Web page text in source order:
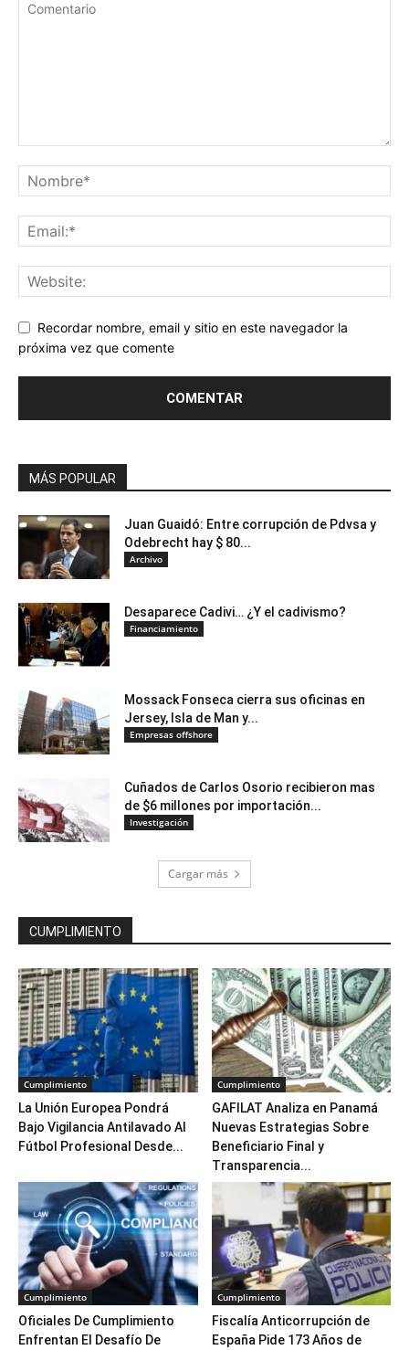
Recordar nombre, email y sitio en este navegador la
próxima vez que comente
MÁS POPULAR
Juan Guaidó: Entre corrupción de Pdvsa y
Odebrecht hay $ 80...
Archivo
Desaparece Cadivi… ¿Y el cadivismo?
Financiamiento
Mossack Fonseca cierra sus oficinas en
Jersey, Isla de Man y...
Empresas offshore
Cuñados de Carlos Osorio recibieron mas
de $6 millones por importación...
Investigación
Cargar más
CUMPLIMIENTO
Cumplimiento
La Unión Europea Pondrá
Bajo Vigilancia Antilavado Al
Fútbol Profesional Desde...
Cumplimiento
GAFILAT Analiza en Panamá
Nuevas Estrategias Sobre
Beneficiario Final y
Transparencia...
Cumplimiento
Oficiales De Cumplimiento
Enfrentan El Desafío De
Cumplimiento
Fiscalía Anticorrupción de
España Pide 173 Años de